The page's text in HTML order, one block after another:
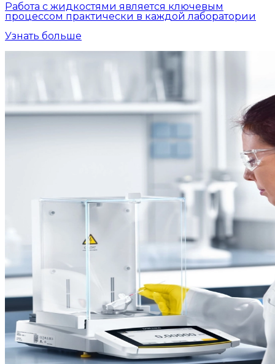
Работа с жидкостями является ключевым
процессом практически в каждой лаборатории
Узнать больше